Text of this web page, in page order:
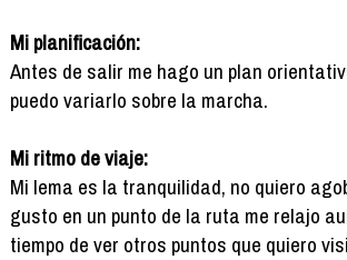
Mi planificación:
Antes de salir me hago un plan
puedo variarlo sobre la marcha.
Mi ritmo de viaje:
Mi lema es la tranquilidad, no quiero
gusto en un punto de la ruta me relajo
tiempo de ver otros puntos que quiero